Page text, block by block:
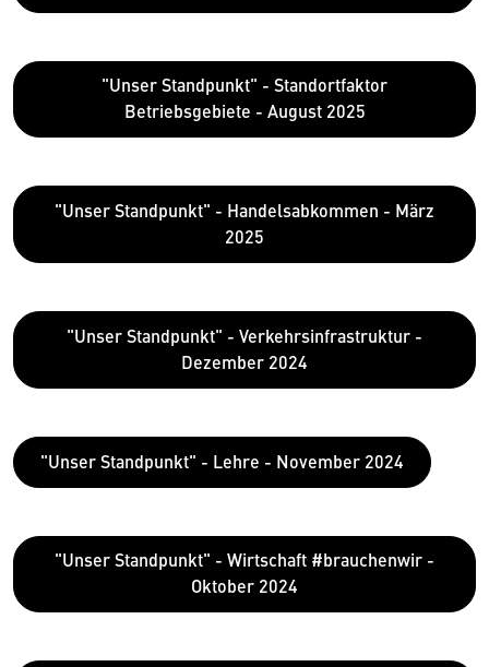
"Unser Standpunkt" - Standortfaktor
Betriebsgebiete - August 2025
"Unser Standpunkt" - Handelsabkommen - März
2025
"Unser Standpunkt" - Verkehrsinfrastruktur -
Dezember 2024
"Unser Standpunkt" - Lehre - November 2024
"Unser Standpunkt" - Wirtschaft #brauchenwir -
Oktober 2024